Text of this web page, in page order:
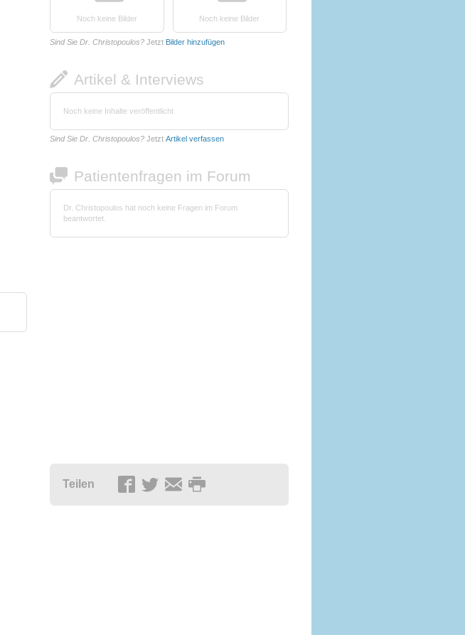
Noch keine Bilder Noch keine Bilder
Sind Sie Dr. Christopoulos? Jetzt Bilder hinzufügen
Artikel & Interviews
Noch keine Inhalte veröffentlicht
Sind Sie Dr. Christopoulos? Jetzt Artikel verfassen
Patientenfragen im Forum
Dr. Christopoulos hat noch keine Fragen im Forum
beantwortet.
Teilen